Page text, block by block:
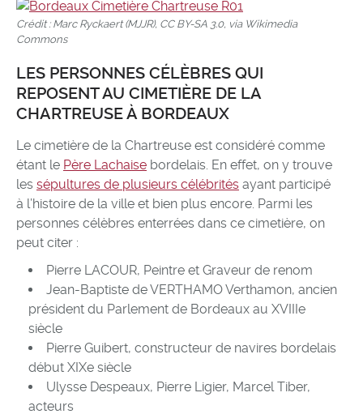
Crédit : Marc Ryckaert (MJJR), CC BY-SA 3.0, via Wikimedia
Commons
LES PERSONNES CÉLÈBRES QUI
REPOSENT AU CIMETIÈRE DE LA
CHARTREUSE À BORDEAUX
Le cimetière de la Chartreuse est considéré comme
étant le Père Lachaise bordelais. En effet, on y trouve
les sépultures de plusieurs célébrités ayant participé
à l’histoire de la ville et bien plus encore. Parmi les
personnes célèbres enterrées dans ce cimetière, on
peut citer :
Pierre LACOUR, Peintre et Graveur de renom
Jean-Baptiste de VERTHAMO Verthamon, ancien
président du Parlement de Bordeaux au XVIIIe
siècle
Pierre Guibert, constructeur de navires bordelais
début XIXe siècle
Ulysse Despeaux, Pierre Ligier, Marcel Tiber,
acteurs